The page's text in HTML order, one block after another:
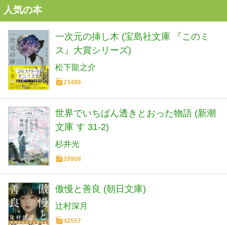
人気の本
一次元の挿し木 (宝島社文庫 『このミ
ス』大賞シリーズ)
松下龍之介
23496
世界でいちばん透きとおった物語 (新潮
文庫 す 31-2)
杉井光
29968
傲慢と善良 (朝日文庫)
辻村深月
42557